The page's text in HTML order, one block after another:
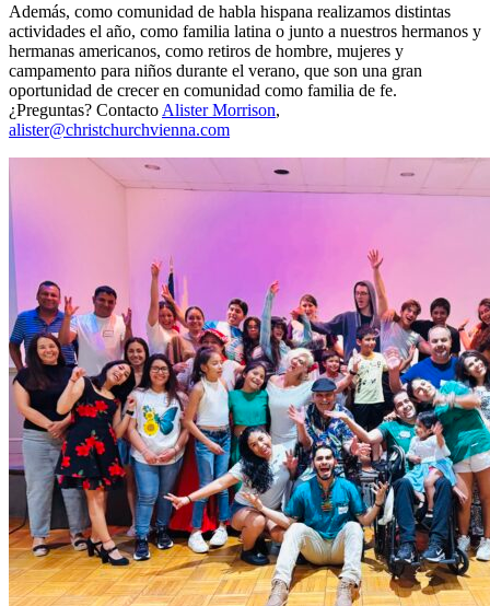
Además, como comunidad de habla hispana realizamos distintas
actividades el año, como familia latina o junto a nuestros hermanos y
hermanas americanos, como retiros de hombre, mujeres y
campamento para niños durante el verano, que son una gran
oportunidad de crecer en comunidad como familia de fe.
¿Preguntas? Contacto Alister Morrison,
alister@christchurchvienna.com